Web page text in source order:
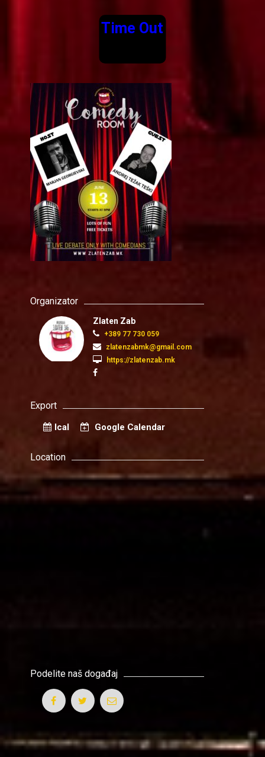
Time Out
Organizator
Zlaten Zab
+389 77 730 059
zlatenzabmk@gmail.com
https://zlatenzab.mk
Export
Ical Google Calendar
Location
Podelite naš događaj